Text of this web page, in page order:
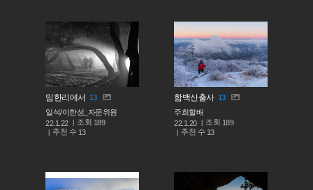
임한리에서 13
일석/이한성_자문위원
22.1.22
조회 189
추천 수 13
함백산출사 13
주희할배
22.1.20
조회 189
추천 수 13